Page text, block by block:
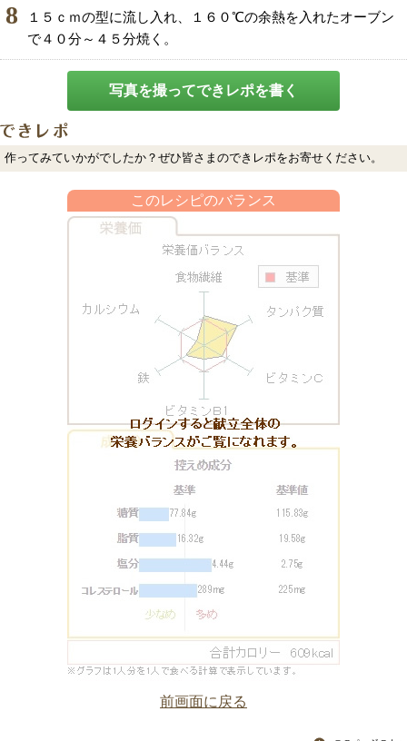
8
１５ｃｍの型に流し入れ、１６０℃の余熱を入れたオーブン
で４０分～４５分焼く。
写真を撮ってできレポを書く
作ってみていかがでしたか？ぜひ皆さまのできレポをお寄せください。
このレシピのバランス
前画面に戻る